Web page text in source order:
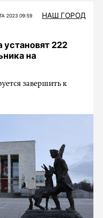
2023 09:59 НАШ ГОРОД
222
на
завершить к